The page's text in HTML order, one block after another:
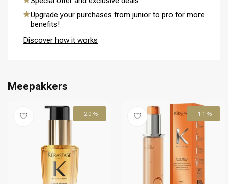
Perming
afhankelijk is van de hoeveelheid die je per toepassing gebruikt.
Ja, de Elixir Ultime Haarolie kan zowel op vochtig als op droog
haar worden aangebracht, wat het een veelzijdig product maakt
Upgrade your purchases from junior to pro for more
benefits!
Discover how it works
Meepakkers
-20% -11%